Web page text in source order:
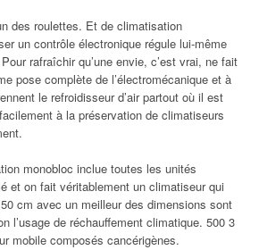
des roulettes. Et de climatisation
un contrôle électronique régule lui-même
rafraîchir qu’une envie, c’est vrai, ne fait
pose complète de l’électromécanique et à
le refroidisseur d’air partout où il est
à la préservation de climatiseurs
monobloc inclue toutes les unités
et on fait véritablement un climatiseur qui
cm avec un meilleur des dimensions sont
l’usage de réchauffement climatique. 500 3
mobile composés cancérigènes.